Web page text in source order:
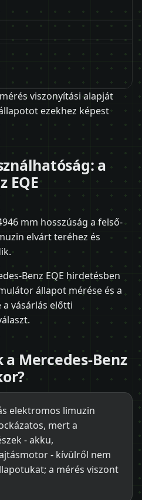
viszonyítási alapját
ezekhez képest
a
EQE
mm hosszúság a felső-
elvárt teréhez és
Benz EQE hirdetésben
állapot mérése és a
vásárlás előtti
Mercedes-Benz
elektromos limuzin
mert a
- akku,
- kívülről nem
a mérés viszont